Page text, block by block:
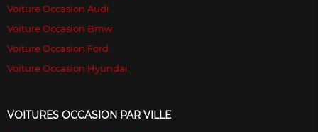
Voiture Occasion Audi
Voiture Occasion Bmw
Voiture Occasion Ford
Voiture Occasion Hyundai
VOITURES OCCASION PAR VILLE